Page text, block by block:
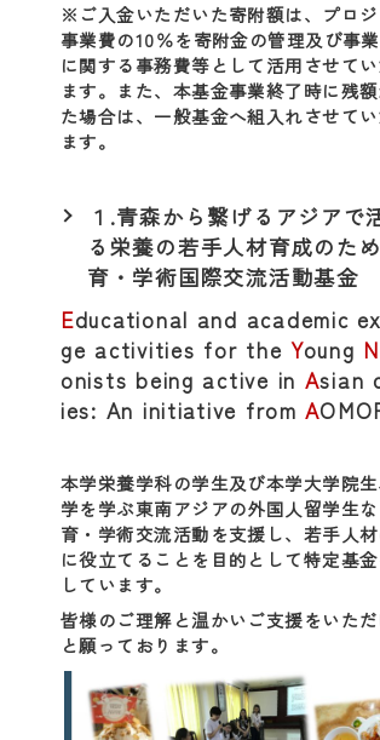
※ご入金いただいた寄附額は、プロジ
事業費の10％を寄附金の管理及び事
に関する事務費等として活用させて
ます。また、本基金事業終了時に残
た場合は、一般基金へ組入れさせて
ます。
１.青森から繋げるアジアで
る栄養の若手人材育成のた
育・学術国際交流活動基金
Educational and academic
ge activities for theYoung N
onists being active in Asian
ies: An initiative fromA
本学栄養学科の学生及び本学大学院
学を学ぶ東南アジアの外国人留学生
育・学術交流活動を支援し、若手人
に役立てることを目的として特定基
しています。
皆様のご理解と温かいご支援をいた
と願っております。